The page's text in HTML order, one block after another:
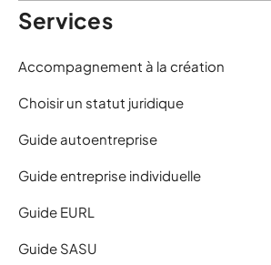
Services
Accompagnement à la création
Choisir un statut juridique
Guide autoentreprise
Guide entreprise individuelle
Guide EURL
Guide SASU